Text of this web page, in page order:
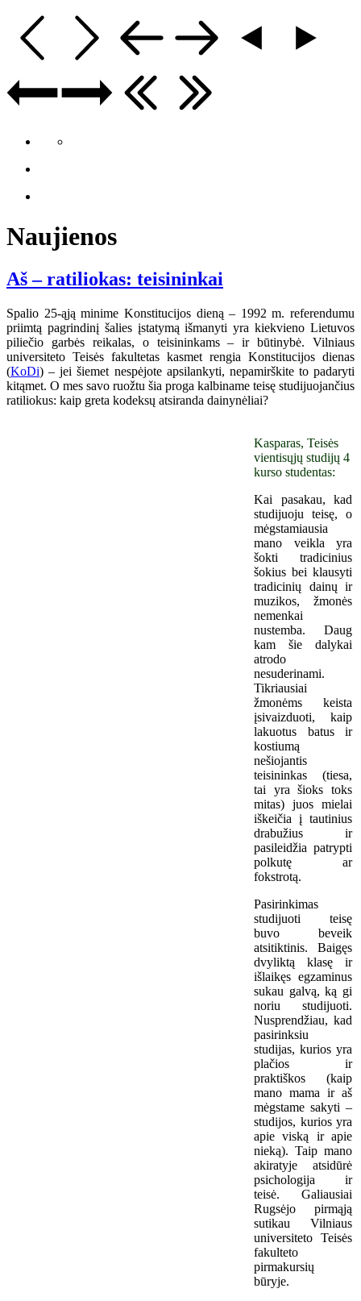
Naujienos
Aš – ratiliokas: teisininkai
Spalio 25-ąją minime Konstitucijos dieną – 1992 m. referendumu
priimtą pagrindinį šalies įstatymą išmanyti yra kiekvieno Lietuvos
piliečio garbės reikalas, o teisininkams – ir būtinybė. Vilniaus
universiteto Teisės fakultetas kasmet rengia Konstitucijos dienas
(KoDi) – jei šiemet nespėjote apsilankyti, nepamirškite to padaryti
kitąmet. O mes savo ruožtu šia proga kalbiname teisę studijuojančius
ratiliokus: kaip greta kodeksų atsiranda dainynėliai?
Kasparas, Teisės
vientisųjų studijų 4
kurso studentas:
Kai pasakau, kad
studijuoju teisę, o
mėgstamiausia
mano veikla yra
šokti tradicinius
šokius bei klausyti
tradicinių dainų ir
muzikos, žmonės
nemenkai
nustemba. Daug
kam šie dalykai
atrodo
nesuderinami.
Tikriausiai
žmonėms keista
įsivaizduoti, kaip
lakuotus batus ir
kostiumą
nešiojantis
teisininkas (tiesa,
tai yra šioks toks
mitas) juos mielai
iškeičia į tautinius
drabužius ir
pasileidžia patrypti
polkutę ar
fokstrotą.
Pasirinkimas
studijuoti teisę
buvo beveik
atsitiktinis. Baigęs
dvyliktą klasę ir
išlaikęs egzaminus
sukau galvą, ką gi
noriu studijuoti.
Nusprendžiau, kad
pasirinksiu
studijas, kurios yra
plačios ir
praktiškos (kaip
mano mama ir aš
mėgstame sakyti –
studijos, kurios yra
apie viską ir apie
nieką). Taip mano
akiratyje atsidūrė
psichologija ir
teisė. Galiausiai
Rugsėjo pirmąją
sutikau Vilniaus
universiteto Teisės
fakulteto
pirmakursių
būryje.